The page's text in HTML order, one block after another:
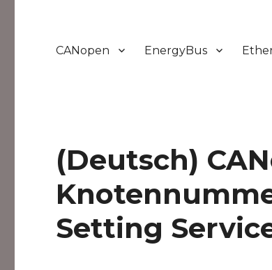
CANopen EnergyBus
(Deutsch)
Setting